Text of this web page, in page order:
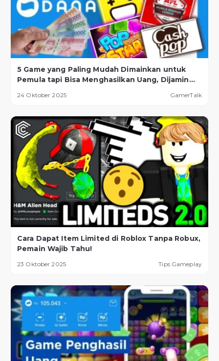
5 Game yang Paling Mudah Dimainkan untuk
Pemula tapi Bisa Menghasilkan Uang, Dijamin
24 Oktober 2025 GamerTalk
Cara Dapat Item Limited di Roblox Tanpa Robux,
Pemain Wajib Tahu!
23 Oktober 2025 Tips Gameplay